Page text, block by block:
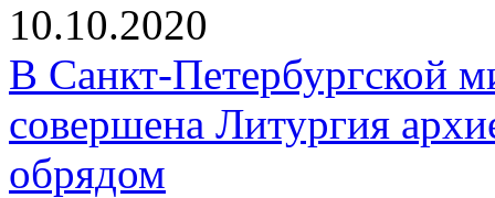
10.10.2020
В Санкт-Петербургской
совершена Литургия
обрядом